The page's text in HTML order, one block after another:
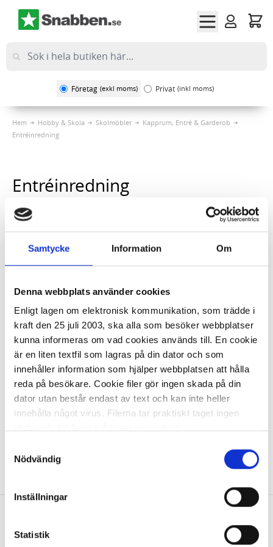
Samtycke Information Om
Denna webbplats använder cookies
Enligt lagen om elektronisk kommunikation, som trädde i
kraft den 25 juli 2003, ska alla som besöker webbplatser
kunna informeras om vad cookies används till. En cookie
är en liten textfil som lagras på din dator och som
innehåller information som hjälper webbplatsen att hålla
reda på besökare. Cookie filer gör ingen skada på din
dator utan består endast av text och kan inte heller
innehålla något virus. Filerna tar praktiskt taget ingen
Den ena typen sparar en fil permanent på din dator,
dessa används för att exempelvis kunna mäta hur du
som besökare rör dig på hemsidan. Detta enbart för att
kunna erbjuda besökaren bättre tjänster och service.
funktioner för detta. Informationen som sparas på din
Nödvändig
Inställningar
Statistik
Företag (exkl moms) Privat (inkl moms)
Hem Hobby & Skola Skolmöbler
Kapprum, Entré & Garderob
Entréinredning
Entréinredning
1Artikel
50x70cm, mångfaldsfokuserad
122,00 kr/st
I lager 37 st ca 1-2 dagar
- +
Allt inom kontorsmaterial